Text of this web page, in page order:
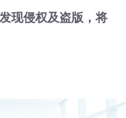
现侵权及盗版，将